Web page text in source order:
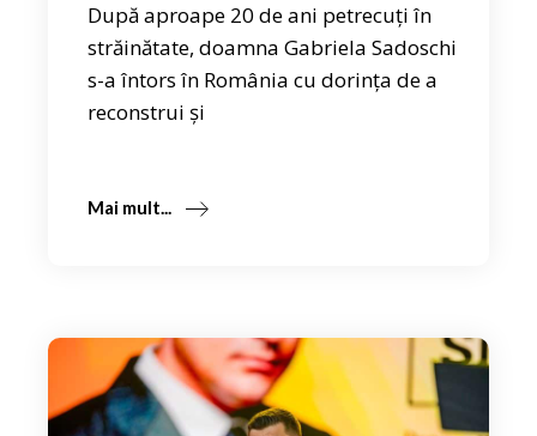
După aproape 20 de ani petrecuți în
străinătate, doamna Gabriela Sadoschi
s-a întors în România cu dorința de a
reconstrui și
Mai mult...